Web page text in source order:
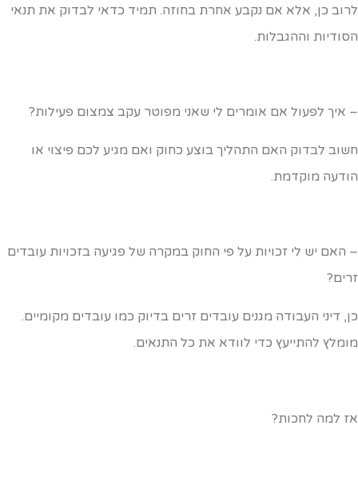
כן, אלא אם נקבע אחרת בחוזה. תמיד כדאי לבדוק את תנאי
וההגבלות.
איך לפעול אם אומרים לי שאני מפוטר עקב צמצום פעילות?
לבדוק האם התהליך בוצע כחוק ואם מגיע לכם פיצוי או
מוקדמת.
האם יש לי זכויות על פי החוק במקרה של פגיעה בזכויות עובדים
דיני העבודה מגנים עובדים זרים בדיוק כמו עובדים מקומיים.
להתייעץ כדי לוודא את כל התנאים.
למה לחכות?